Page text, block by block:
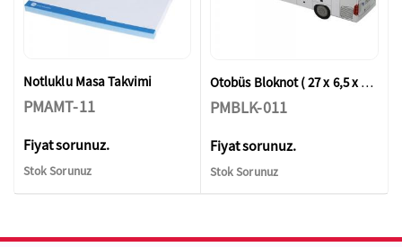
Notluklu Masa Takvimi
PMAMT-11
Fiyat sorunuz.
Stok Sorunuz
Otobüs Bloknot ( 27 x 6,5 x 8,3 cm )
PMBLK-011
Fiyat sorunuz.
Stok Sorunuz